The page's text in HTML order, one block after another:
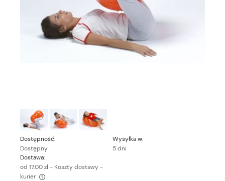
Dostępność:
Dostępny
Wysyłka w:
5 dni
Dostawa:
od 17,00 zł- Koszty dostawy -
kurier